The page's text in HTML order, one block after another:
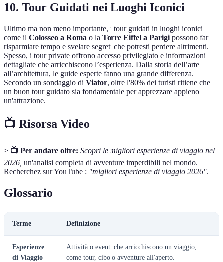
10. Tour Guidati nei Luoghi Iconici
Ultimo ma non meno importante, i tour guidati in luoghi iconici
come il Colosseo a Roma o la Torre Eiffel a Parigi possono far
risparmiare tempo e svelare segreti che potresti perdere altrimenti.
Spesso, i tour private offrono accesso privilegiato e informazioni
dettagliate che arricchiscono l’esperienza. Dalla storia dell’arte
all’architettura, le guide esperte fanno una grande differenza.
Secondo un sondaggio di Viator, oltre l'80% dei turisti ritiene che
un buon tour guidato sia fondamentale per apprezzare appieno
un'attrazione.
📺 Risorsa Video
> 📺 Per andare oltre: Scopri le migliori esperienze di viaggio nel
2026, un'analisi completa di avventure imperdibili nel mondo.
Recherchez sur YouTube : "migliori esperienze di viaggio 2026".
Glossario
Terme Definizione
Esperienze
di Viaggio
Attività o eventi che arricchiscono un viaggio,
come tour, cibo o avventure all'aperto.